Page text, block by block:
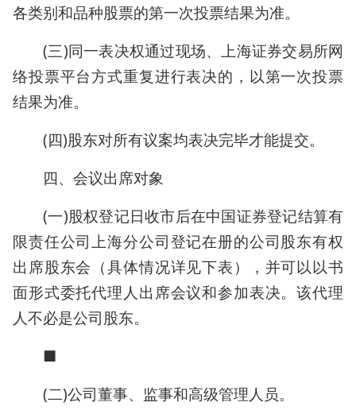
各类别和品种股票的第一次投票结果为准。
(三)同一表决权通过现场、上海证券交易所网
络投票平台方式重复进行表决的，以第一次投票
结果为准。
(四)股东对所有议案均表决完毕才能提交。
四、会议出席对象
(一)股权登记日收市后在中国证券登记结算有
限责任公司上海分公司登记在册的公司股东有权
出席股东会（具体情况详见下表），并可以以书
面形式委托代理人出席会议和参加表决。该代理
人不必是公司股东。
■
(二)公司董事、监事和高级管理人员。